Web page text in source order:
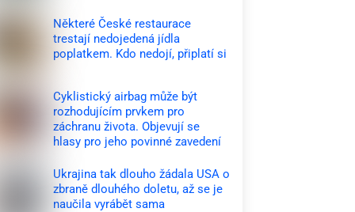
Některé České restaurace
trestají nedojedená jídla
poplatkem. Kdo nedojí, připlatí si
Cyklistický airbag může být
rozhodujícím prvkem pro
záchranu života. Objevují se
hlasy pro jeho povinné zavedení
Ukrajina tak dlouho žádala USA o
zbraně dlouhého doletu, až se je
naučila vyrábět sama